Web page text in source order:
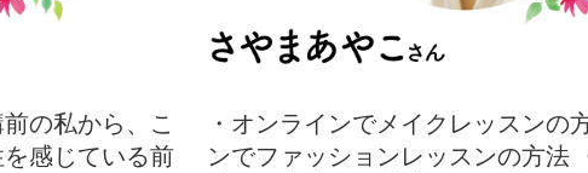
の私から、こ
感じている前
・オンラインでメイクレッスンの
ンでファッションレッスンの方法